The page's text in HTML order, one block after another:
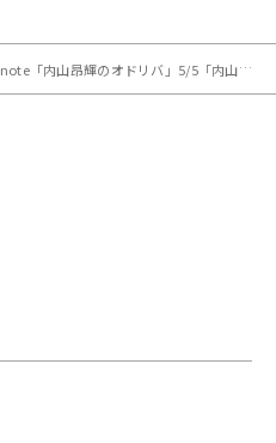
森すずこ登場！
note「内山昂輝のオドリバ」5/5「内山映画ランキング ６ 内山映画ランキング2016 10位～8位」を更新しました